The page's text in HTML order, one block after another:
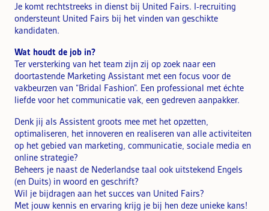
Je komt rechtstreeks in dienst bij United Fairs. I-recruiting
ondersteunt United Fairs bij het vinden van geschikte
kandidaten.
Wat houdt de job in?
Ter versterking van het team zijn zij op zoek naar een
doortastende Marketing Assistant met een focus voor de
vakbeurzen van “Bridal Fashion”. Een professional met échte
liefde voor het communicatie vak, een gedreven aanpakker.
Denk jij als Assistent groots mee met het opzetten,
optimaliseren, het innoveren en realiseren van alle activiteiten
op het gebied van marketing, communicatie, sociale media en
online strategie?
Beheers je naast de Nederlandse taal ook uitstekend Engels
(en Duits) in woord en geschrift?
Wil je bijdragen aan het succes van United Fairs?
Met jouw kennis en ervaring krijg je bij hen deze unieke kans!